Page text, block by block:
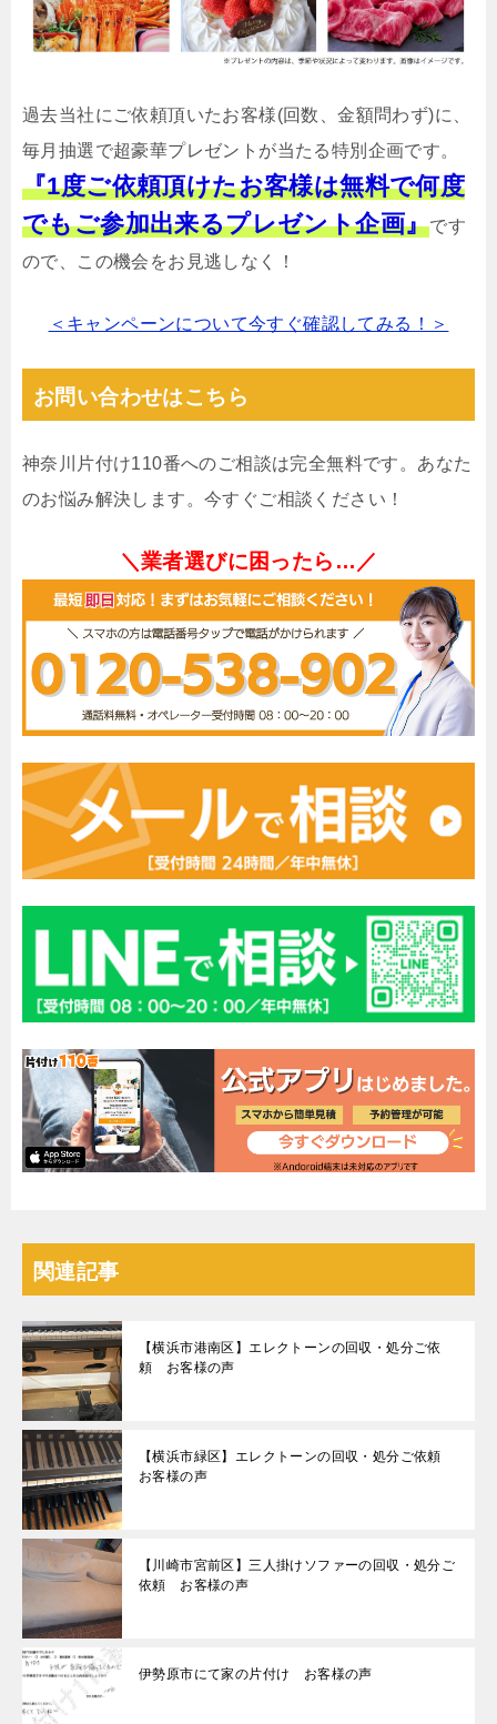
過去当社にご依頼頂いたお客様(回数、金額問わず)に、
毎月抽選で超豪華プレゼントが当たる特別企画です。
『1度ご依頼頂けたお客様は無料で何度
でもご参加出来るプレゼント企画』です
ので、この機会をお見逃しなく！
＜キャンペーンについて今すぐ確認してみる！＞
お問い合わせはこちら
神奈川片付け110番へのご相談は完全無料です。あなた
のお悩み解決します。今すぐご相談ください！
＼業者選びに困ったら…／
関連記事
【横浜市港南区】エレクトーンの回収・処分ご依
頼 お客様の声
【横浜市緑区】エレクトーンの回収・処分ご依頼
お客様の声
【川崎市宮前区】三人掛けソファーの回収・処分ご
依頼 お客様の声
伊勢原市にて家の片付け お客様の声